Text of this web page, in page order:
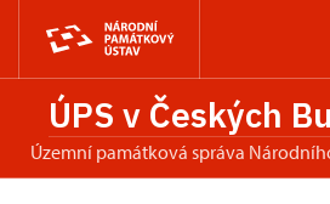
ÚPS v Českých
územní památková správa